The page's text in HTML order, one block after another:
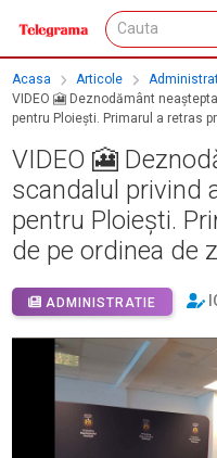
Acasa Articole
VIDEO 🎦 Deznodământ
pentru Ploiești. Primarul a retras
VIDEO 🎦
scandalul privind
pentru Ploiești.
de pe ordinea de
ADMINISTRATIE